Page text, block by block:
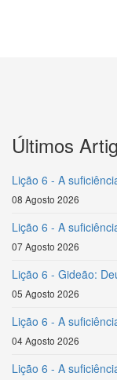
Últimos
Lição 6 - A
08 Agosto 2026
Lição 6 - A
07 Agosto 2026
Lição 6 - Gideão:
05 Agosto 2026
Lição 6 - A
04 Agosto 2026
Lição 6 - A